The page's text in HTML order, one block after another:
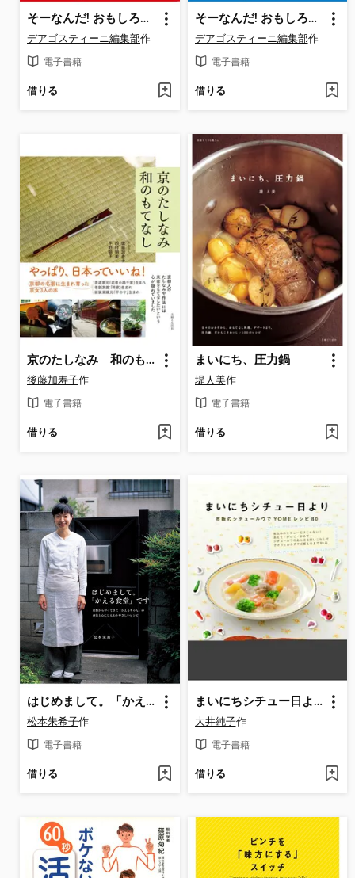
そーなんだ! おもしろテーマシリーズ: からだの不思議
デアゴスティーニ編集部作
電子書籍
借りる
そーなんだ! おもしろテーマシリーズ: 宇宙のヒミツ
デアゴスティーニ編集部作
電子書籍
借りる
京のたしなみ 和のもてなし
後藤加寿子作
電子書籍
借りる
まいにち、圧力鍋
堤人美作
電子書籍
借りる
はじめまして。「かえる食堂」です
松本朱希子作
電子書籍
借りる
まいにちシチュー日より
大井純子作
電子書籍
借りる